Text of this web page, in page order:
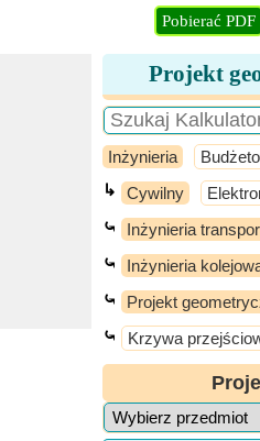
Pobierać PDF
Projekt
Inżynieria
↳ Cywilny
⤿ Inżynieria
⤿ Inżynieria
⤿ Projekt
⤿ Krzywa